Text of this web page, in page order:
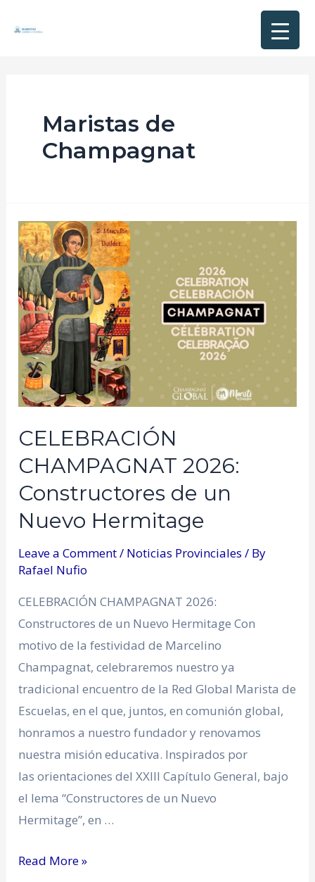
Maristas de
Champagnat
CELEBRACIÓN
CHAMPAGNAT 2026:
Constructores de un
Nuevo Hermitage
Leave a Comment/ Noticias Provinciales / By
Rafael Nufio
CELEBRACIÓN CHAMPAGNAT 2026:
Constructores de un Nuevo Hermitage Con
motivo de la festividad de Marcelino
Champagnat, celebraremos nuestro ya
tradicional encuentro de la Red Global Marista de
Escuelas, en el que, juntos, en comunión global,
honramos a nuestro fundador y renovamos
nuestra misión educativa. Inspirados por
las orientaciones del XXIII Capítulo General, bajo
el lema “Constructores de un Nuevo
Hermitage”, en …
Read More »